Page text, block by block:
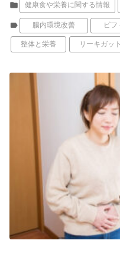
folder 健康食や栄養に関する情報
label 腸内環境改善 ビフ
整体と栄養 リーキガット